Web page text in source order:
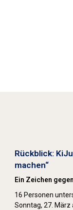
Rückblick:
machen“
Ein Zeichen
16 Personen
Sonntag, 27. März